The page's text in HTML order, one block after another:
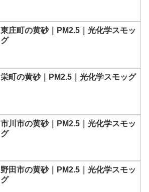
東庄町の黄砂｜PM2.5｜光化学スモッ
グ
栄町の黄砂｜PM2.5｜光化学スモッグ
市川市の黄砂｜PM2.5｜光化学スモッ
グ
野田市の黄砂｜PM2.5｜光化学スモッ
グ